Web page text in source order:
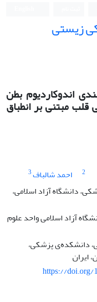
زیستی
اندوکاردیوم بطن
مبتنی بر انطباق
2 احمد شالباف3
دانشگاه آزاد اسلامی،
آزاد اسلامی واحد علوم
دانشکده‌ی پزشکی،
ایران
https://doi.org/